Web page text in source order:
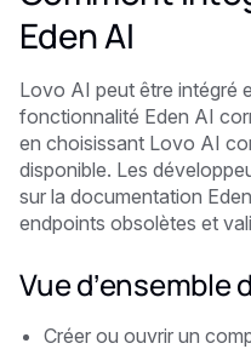
Eden AI
Lovo AI peut être intégré
fonctionnalité Eden AI
en choisissant Lovo AI
disponible. Les
sur la documentation
endpoints obsolètes et
Vue d’ensemble
Créer ou ouvrir un